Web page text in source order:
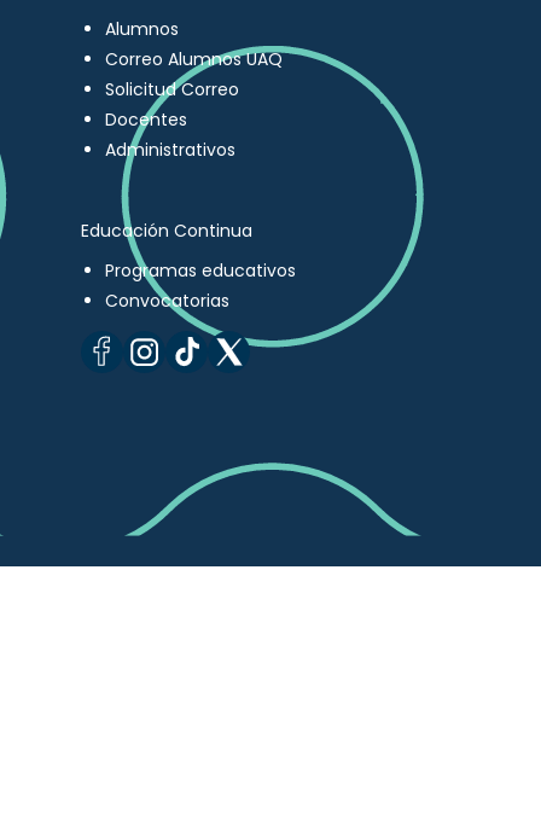
Alumnos
Correo Alumnos UAQ
Solicitud Correo
Docentes
Administrativos
Educación Continua
Programas educativos
Convocatorias